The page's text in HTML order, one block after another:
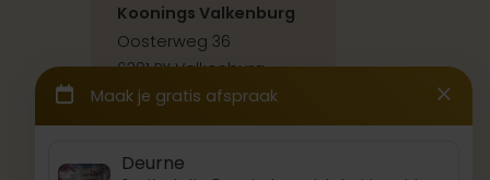
Koonings Valkenburg
Oosterweg 36
6301 PX Valkenburg
Contact & route